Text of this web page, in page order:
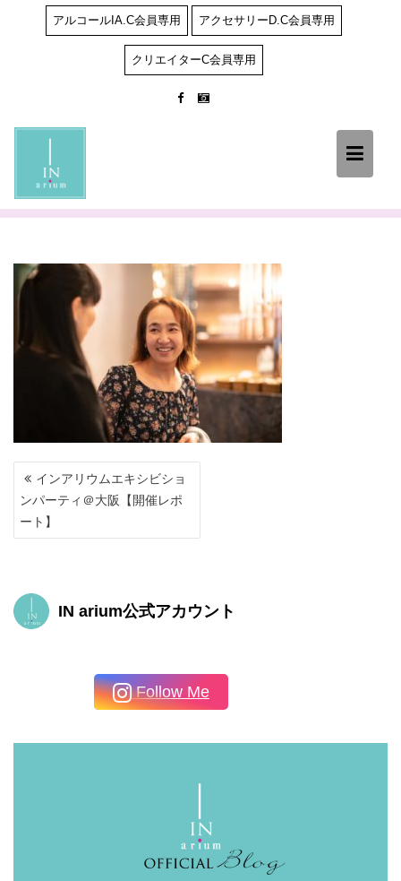
アルコールIA.C会員専用 アクセサリーD.C会員専用
クリエイターC会員専用
投
稿
ナ
ビ
シ
ョ
ン
インアリウムエキシビショ
ンパーティ＠大阪【開催レポ
ート】
IN arium公式アカウント
Follow Me